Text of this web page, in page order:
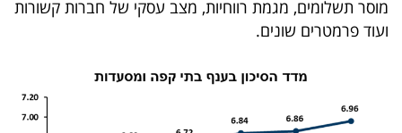
אחרינו:
מוסר תשלומים, מגמת רווחיות, מצב עסקי של חברות קשורות
ועוד פרמטרים שונים.